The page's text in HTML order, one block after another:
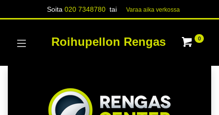
Soita020 7348780 tai Varaa aika verk​​​​ossa
Roihupellon Rengas 0